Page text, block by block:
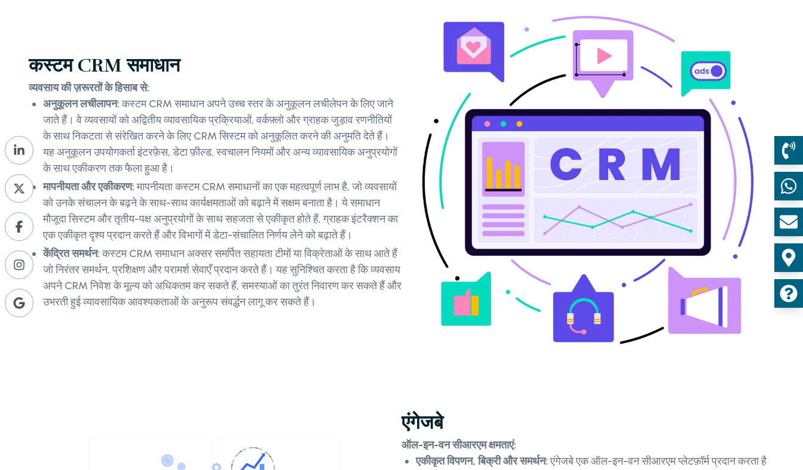
कस्टम CRM समाधान
व्यवसाय की ज़रूरतों के हिसाब से:
अनुकूलन लचीलापन:कस्टम CRM समाधान अपने उच्च स्तर के अनुकूलन लचीलेपन के लिए जाने
जाते हैं। वे व्यवसायों को अद्वितीय व्यावसायिक प्रक्रियाओं, वर्कफ़्लो और ग्राहक जुड़ाव रणनीतियों
के साथ निकटता से संरेखित करने के लिए CRM सिस्टम को अनुकूलित करने की अनुमति देते हैं।
यह अनुकूलन उपयोगकर्ता इंटरफ़ेस, डेटा फ़ील्ड, स्वचालन नियमों और अन्य व्यावसायिक अनुप्रयोगों
के साथ एकीकरण तक फैला हुआ है।
मापनीयता और एकीकरण:मापनीयता कस्टम CRM समाधानों का एक महत्वपूर्ण लाभ है, जो व्यवसायों
को उनके संचालन के बढ़ने के साथ-साथ कार्यक्षमताओं को बढ़ाने में सक्षम बनाता है। ये समाधान
मौजूदा सिस्टम और तृतीय-पक्ष अनुप्रयोगों के साथ सहजता से एकीकृत होते हैं, ग्राहक इंटरैक्शन का
एक एकीकृत दृश्य प्रदान करते हैं और विभागों में डेटा-संचालित निर्णय लेने को बढ़ाते हैं।
केंद्रित समर्थन:कस्टम CRM समाधान अक्सर समर्पित सहायता टीमों या विक्रेताओं के साथ आते हैं
जो निरंतर समर्थन, प्रशिक्षण और परामर्श सेवाएँ प्रदान करते हैं। यह सुनिश्चित करता है कि व्यवसाय
अपने CRM निवेश के मूल्य को अधिकतम कर सकते हैं, समस्याओं का तुरंत निवारण कर सकते हैं और
उभरती हुई व्यावसायिक आवश्यकताओं के अनुरूप संवर्द्धन लागू कर सकते हैं।
एंगेजबे
ऑल-इन-वन सीआरएम क्षमताएं:
एकीकृत विपणन, बिक्री और समर्थन:एंगेजबे एक ऑल-इन-वन सीआरएम प्लेटफ़ॉर्म प्रदान करता है